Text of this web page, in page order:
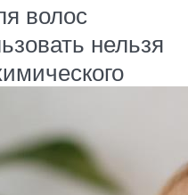
волос
нельзя